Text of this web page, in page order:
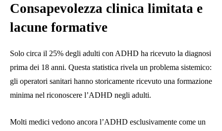
Consapevolezza clinica limitata e
lacune formative
Solo circa il 25% degli adulti con ADHD ha ricevuto la diagnosi
prima dei 18 anni. Questa statistica rivela un problema sistemico:
gli operatori sanitari hanno storicamente ricevuto una formazione
minima nel riconoscere l’ADHD negli adulti.
Molti medici vedono ancora l’ADHD esclusivamente come un